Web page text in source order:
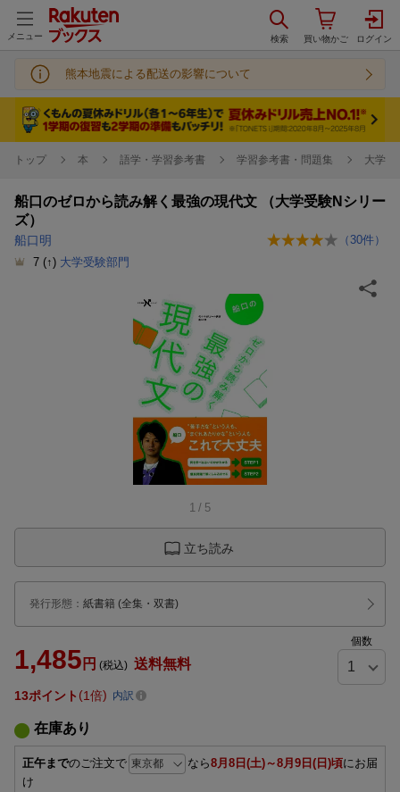
メニュー
熊本地震による配送の影響について
トップ 本 語学・学習参考書 学習参考書・問題集 大学受
船口のゼロから読み解く最強の現代文 （大学受験Nシリー
ズ）
船口明 （ 30件）
7 (↑) 大学受験部門
1 / 5
立ち読み
発行形態 ： 紙書籍 (全集・双書)
1,485 円 (税込) 送料無料
個数
13ポイント 1倍 内訳
在庫あり
正午までのご注文で なら8月8日(土)～8月9日(日)頃にお届
け